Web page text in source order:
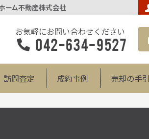
ーム不動産株式会社
お気軽にお問い合わせください
042-634-9527
訪問査定 成約事例 売却の手引